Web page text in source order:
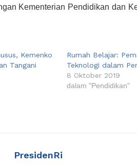
Kementerian Pendidikan dan
Kemenko
Tangani
Rumah Belajar:
Teknologi dalam
8 Oktober 2019
dalam "Pendidikan"
PresidenRi